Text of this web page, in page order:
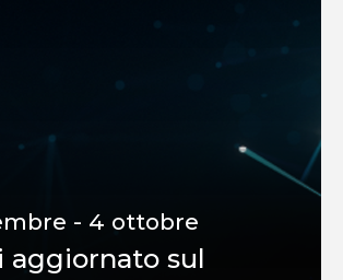
- 4 ottobre
aggiornato sul